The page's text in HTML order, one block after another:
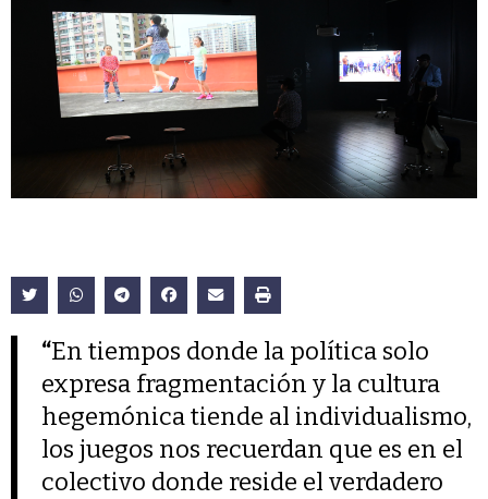
“En tiempos donde la política solo
expresa fragmentación y la cultura
hegemónica tiende al individualismo,
los juegos nos recuerdan que es en el
colectivo donde reside el verdadero